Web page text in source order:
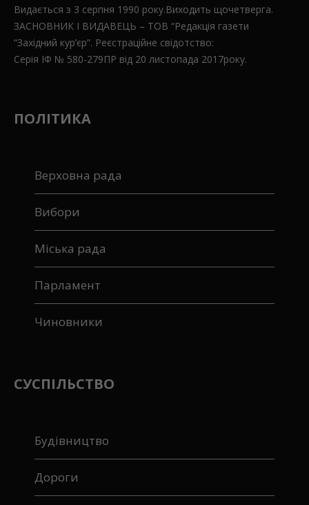
Видається з 3 серпня 1990 року.Виходить щочетверга.
ЗАСНОВНИК І ВИДАВЕЦЬ – ТОВ “Редакція газети
“Західний кур’єр”. Реєстраційне свідотство:
Серія ІФ № 580-279ПР від 20 листопада 2017року.
ПОЛІТИКА
Верховна рада
Вибори
Міська рада
Парламент
Чиновники
СУСПІЛЬСТВО
Будівництво
Дороги